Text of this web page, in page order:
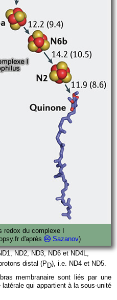
redox du complexe I
d'après
Sazanov)
ND2, ND3, ND6 et ND4L,
distal (PD), i.e. ND4 et ND5.
membranaire sont liés par une
qui appartient à la sous-unité